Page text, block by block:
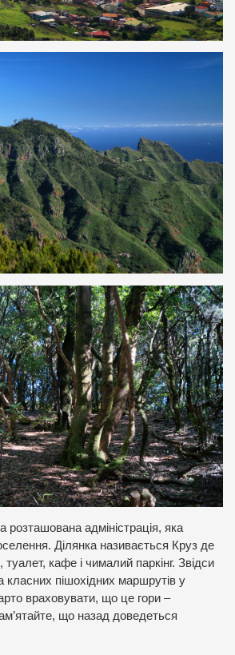
розташована адміністрація, яка
Ділянка називається Круз де
кафе і чималий паркінг. Звідси
класних пішохідних маршрутів у
враховувати, що це гори –
що назад доведеться